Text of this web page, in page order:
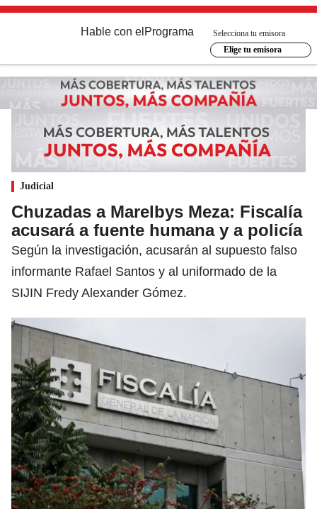
Hable con el Programa
Selecciona tu emisora
Elige tu emisora
Judicial
Chuzadas a Marelbys Meza: Fiscalía
acusará a fuente humana y a policía
Según la investigación, acusarán al supuesto falso
informante Rafael Santos y al uniformado de la
SIJIN Fredy Alexander Gómez.